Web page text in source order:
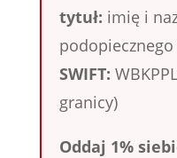
tytuł: imię i
podopiecznego
SWIFT:
granicy)
Oddaj 1%